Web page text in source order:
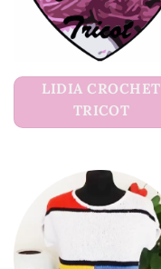
LIDIA CROCHET
TRICOT